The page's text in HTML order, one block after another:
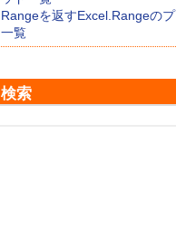
Rangeを返すExcel.Rangeの
一覧
検索